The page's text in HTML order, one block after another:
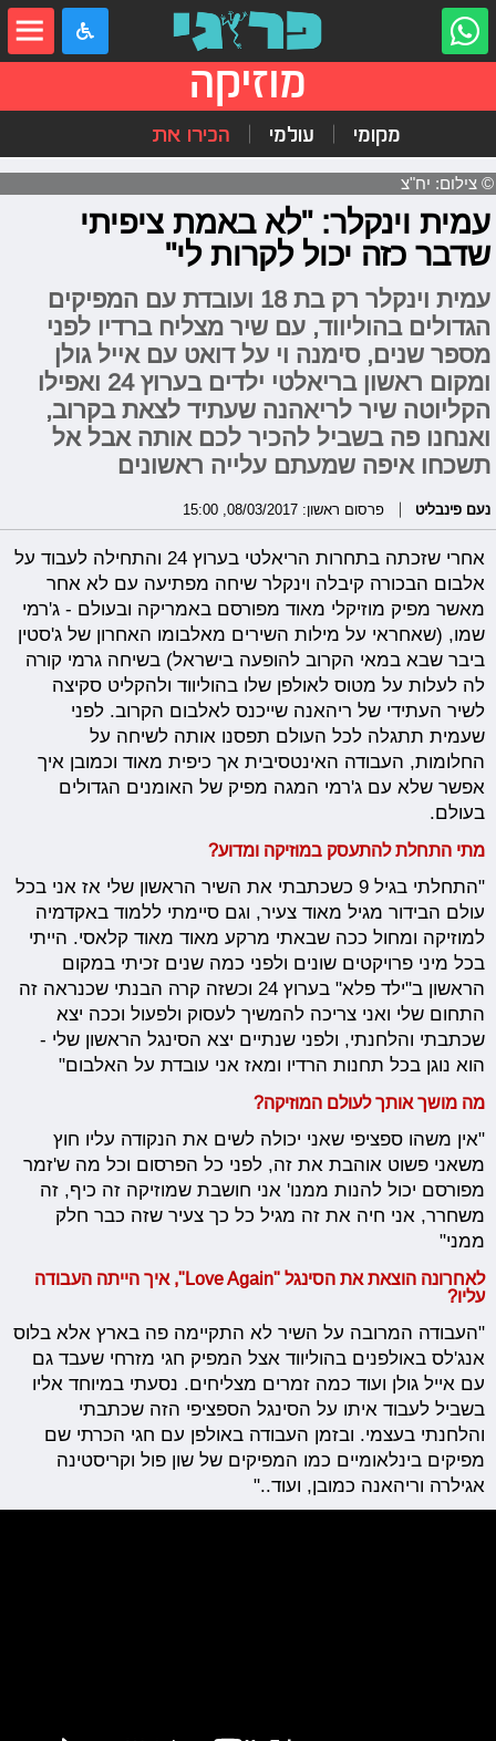
מוזיקה
מקומי עולמי הכירו את
© צילום: יח"צ
עמית וינקלר: "לא באמת ציפיתי
שדבר כזה יכול לקרות לי"
עמית וינקלר רק בת 18 ועובדת עם המפיקים
הגדולים בהוליווד, עם שיר מצליח ברדיו לפני
מספר שנים, סימנה וי על דואט עם אייל גולן
ומקום ראשון בריאלטי ילדים בערוץ 24 ואפילו
הקליוטה שיר לריאהנה שעתיד לצאת בקרוב,
ואנחנו פה בשביל להכיר לכם אותה אבל אל
תשכחו איפה שמעתם עלייה ראשונים
נעם פינבליט פרסום ראשון: 08/03/2017, 15:00
אחרי שזכתה בתחרות הריאלטי בערוץ 24 והתחילה לעבוד על
אלבום הבכורה קיבלה וינקלר שיחה מפתיעה עם לא אחר
מאשר מפיק מוזיקלי מאוד מפורסם באמריקה ובעולם - ג'רמי
שמו, (שאחראי על מילות השירים מאלבומו האחרון של ג'סטין
ביבר שבא במאי הקרוב להופעה בישראל) בשיחה גרמי קורה
לה לעלות על מטוס לאולפן שלו בהוליווד ולהקליט סקיצה
לשיר העתידי של ריהאנה שייכנס לאלבום הקרוב. לפני
שעמית תתגלה לכל העולם תפסנו אותה לשיחה על
החלומות, העבודה האינטסיבית אך כיפית מאוד וכמובן איך
אפשר שלא עם ג'רמי המגה מפיק של האומנים הגדולים
בעולם.
מתי התחלת להתעסק במוזיקה ומדוע?
"התחלתי בגיל 9 כשכתבתי את השיר הראשון שלי אז אני בכל
עולם הבידור מגיל מאוד צעיר, וגם סיימתי ללמוד באקדמיה
למוזיקה ומחול ככה שבאתי מרקע מאוד מאוד קלאסי. הייתי
בכל מיני פרויקטים שונים ולפני כמה שנים זכיתי במקום
הראשון ב"ילד פלא" בערוץ 24 וכשזה קרה הבנתי שכנראה זה
התחום שלי ואני צריכה להמשיך לעסוק ולפעול וככה יצא
שכתבתי והלחנתי, ולפני שנתיים יצא הסינגל הראשון שלי -
הוא נוגן בכל תחנות הרדיו ומאז אני עובדת על האלבום"
מה מושך אותך לעולם המוזיקה?
"אין משהו ספציפי שאני יכולה לשים את הנקודה עליו חוץ
משאני פשוט אוהבת את זה, לפני כל הפרסום וכל מה ש'זמר
מפורסם יכול להנות ממנו' אני חושבת שמוזיקה זה כיף, זה
משחרר, אני חיה את זה מגיל כל כך צעיר שזה כבר חלק
ממני"
לאחרונה הוצאת את הסינגל "Love Again", איך הייתה העבודה
עליו?
"העבודה המרובה על השיר לא התקיימה פה בארץ אלא בלוס
אנג'לס באולפנים בהוליווד אצל המפיק חגי מזרחי שעבד גם
עם אייל גולן ועוד כמה זמרים מצליחים. נסעתי במיוחד אליו
בשביל לעבוד איתו על הסינגל הספציפי הזה שכתבתי
והלחנתי בעצמי. ובזמן העבודה באולפן עם חגי הכרתי שם
מפיקים בינלאומיים כמו המפיקים של שון פול וקריסטינה
אגילרה וריהאנה כמובן, ועוד.."